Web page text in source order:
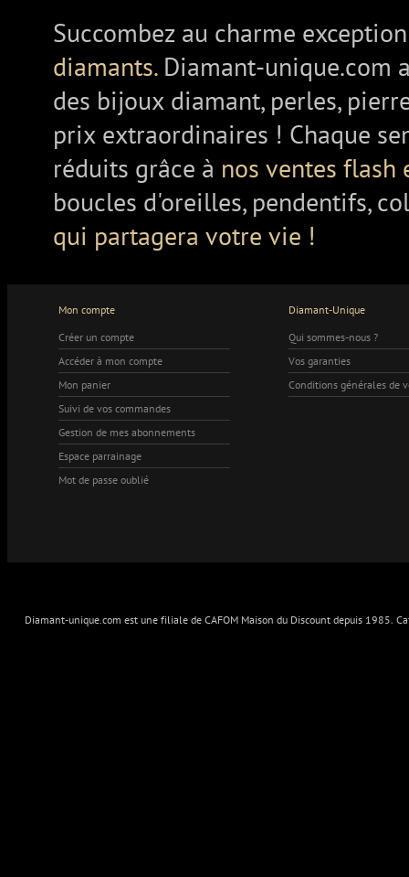
Succombez au charme
diamants. Diamant-unique.com
des bijoux diamant, perles,
prix extraordinaires ! Chaque
réduits grâce à nos ventes
boucles d'oreilles, pendentifs,
qui partagera votre vie !
Mon compte
Créer un compte
Accéder à mon compte
Mon panier
Suivi de vos commandes
Gestion de mes abonnements
Espace parrainage
Mot de passe oublié
Diamant-Unique
Qui sommes-nous ?
Vos garanties
Conditions générales de
Diamant-unique.com est une filiale de CAFOM Maison du Discount depuis 1985.